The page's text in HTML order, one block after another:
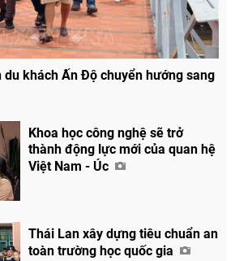
du khách Ấn Độ chuyển hướng sang
Khoa học công nghệ sẽ trở
thành động lực mới của quan hệ
Việt Nam - Úc
Thái Lan xây dựng tiêu chuẩn an
toàn trường học quốc gia